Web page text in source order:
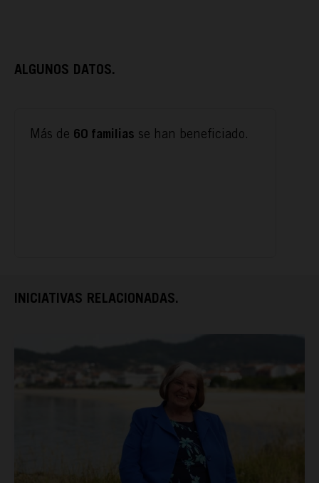
ACTÚA
ALGUNOS DATOS.
Más de 60 familias se han beneficiado.
INICIATIVAS RELACIONADAS.